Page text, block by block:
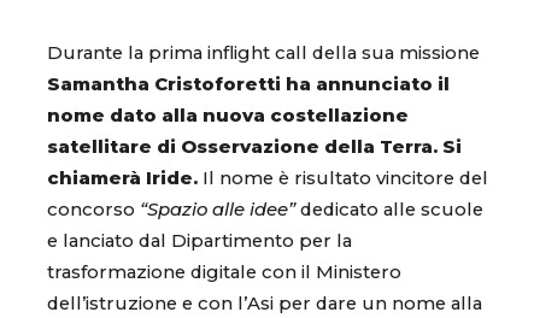
Durante la prima inflight call della sua missione
Samantha Cristoforetti ha annunciato il
nome dato alla nuova costellazione
satellitare di Osservazione della Terra. Si
chiamerà Iride. Il nome è risultato vincitore del
concorso “Spazio alle idee”dedicato alle scuole
e lanciato dal Dipartimento per la
trasformazione digitale con il Ministero
dell’istruzione e con l’Asi per dare un nome alla